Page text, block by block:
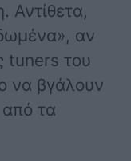
Αντίθετα,
αν
tuners του
να βγάλουν
τα